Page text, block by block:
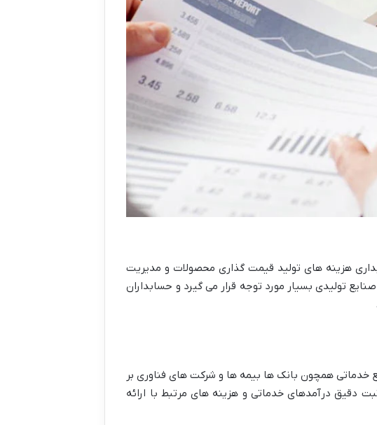
هزینه های تولید قیمت گذاری محصولات و مدیریت
تولیدی بسیار مورد توجه قرار می گیرد و حسابداران
خدماتی همچون بانک ها بیمه ها و شرکت های فناوری بر
دقیق درآمدهای خدماتی و هزینه های مرتبط با ارائه